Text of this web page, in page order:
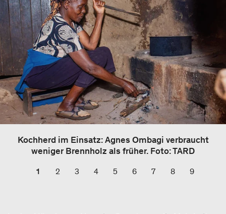
Kochherd im Einsatz: Agnes Ombagi verbraucht
weniger Brennholz als früher. Foto: TARD
1 2 3 4 5 6 7 8 9